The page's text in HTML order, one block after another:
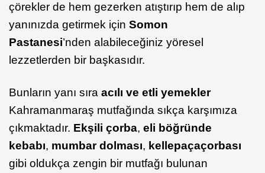
çörekler de hem gezerken atıştırıp hem de alıp
yanınızda getirmek için Somon
Pastanesi’nden alabileceğiniz yöresel
lezzetlerden bir başkasıdır.
Bunların yanı sıra acılı ve etli yemekler
Kahramanmaraş mutfağında sıkça karşımıza
çıkmaktadır. Ekşili çorba, eli böğründe
kebabı, mumbardolması, kellepaçaçorbası
gibi oldukça zengin bir mutfağı bulunan